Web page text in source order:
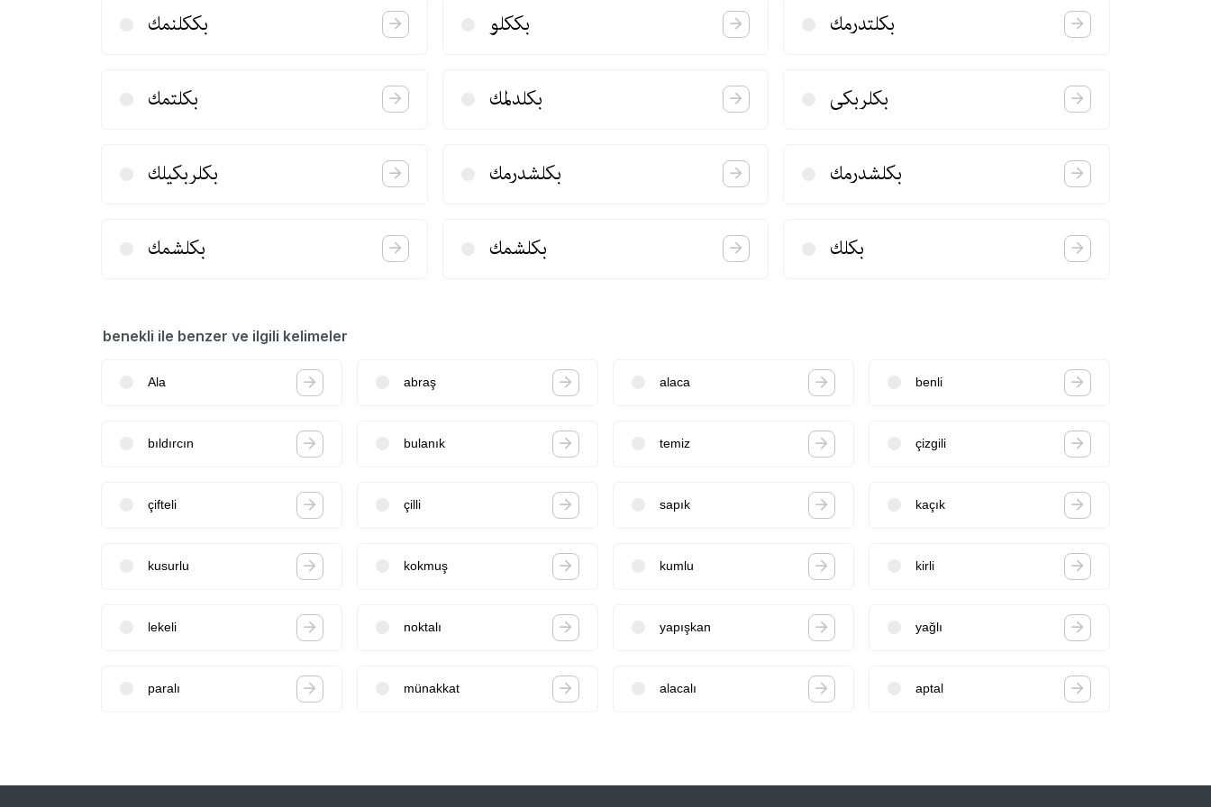
بككلنمك بككلو بكلتدرمك
بكلتمك بكلدلمك بكلربكی
بكلربكیلك بكلشدرمك بكلشدرمك
بكلشمك بكلشمك بكلك
benekli ile benzer ve ilgili kelimeler
Ala abraş alaca benli
bıldırcın bulanık temiz çizgili
çifteli çilli sapık kaçık
kusurlu kokmuş kumlu kirli
lekeli noktalı yapışkan yağlı
paralı münakkat alacalı aptal